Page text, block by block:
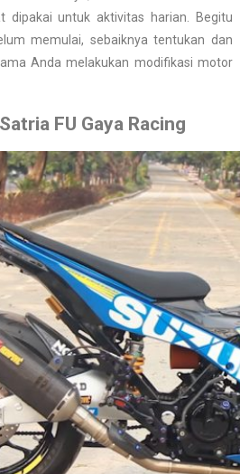
dipakai untuk aktivitas harian. Begitu
memulai, sebaiknya tentukan dan
Anda melakukan modifikasi motor
FU Gaya Racing